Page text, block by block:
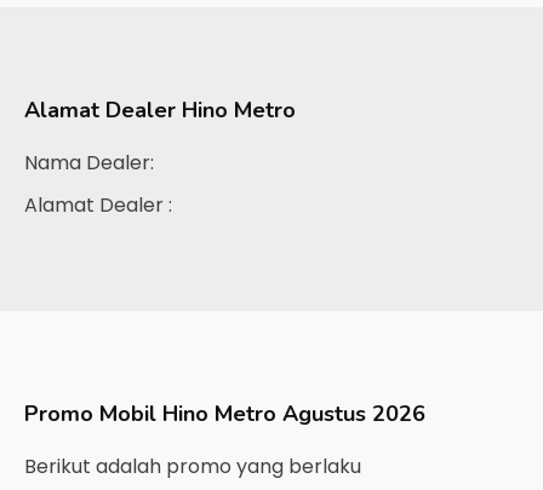
Alamat Dealer Hino Metro
Nama Dealer:
Alamat Dealer :
Promo Mobil Hino Metro Agustus 2026
Berikut adalah promo yang berlaku